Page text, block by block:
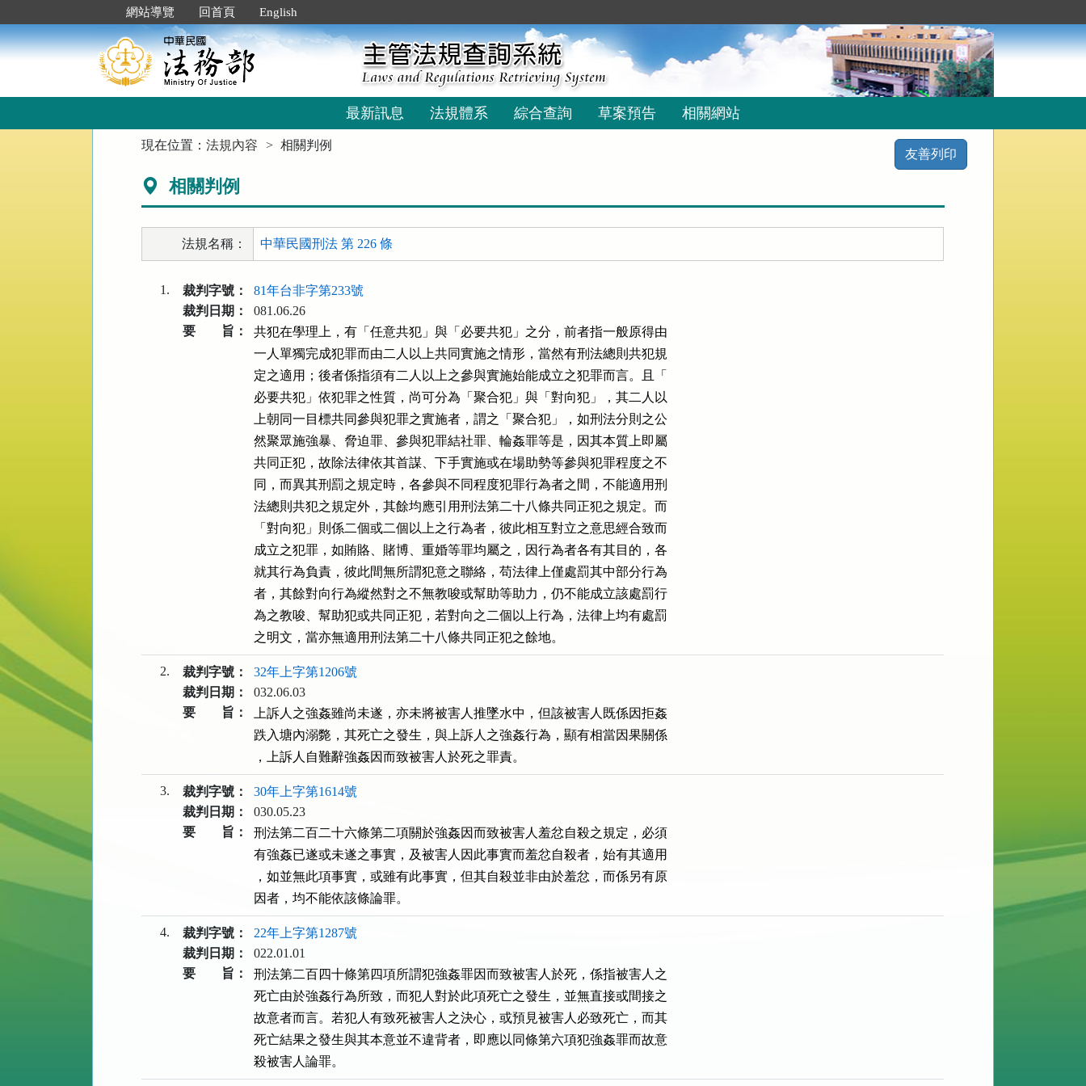
到
主
要
網站導覽 回首頁 English
最新訊息 法規體系 綜合查詢 草案預告 相關網站
現在位置：法規內容 相關判例
友善列印
相關判例
法規名稱： 中華民國刑法 第 226 條
1. 裁判字號：
81年台非字第233號
裁判日期：
081.06.26
要 旨：
共犯在學理上，有「任意共犯」與「必要共犯」之分，前者指一般原得由
一人單獨完成犯罪而由二人以上共同實施之情形，當然有刑法總則共犯規
定之適用；後者係指須有二人以上之參與實施始能成立之犯罪而言。且「
必要共犯」依犯罪之性質，尚可分為「聚合犯」與「對向犯」，其二人以
上朝同一目標共同參與犯罪之實施者，謂之「聚合犯」，如刑法分則之公
然聚眾施強暴、脅迫罪、參與犯罪結社罪、輪姦罪等是，因其本質上即屬
共同正犯，故除法律依其首謀、下手實施或在場助勢等參與犯罪程度之不
同，而異其刑罰之規定時，各參與不同程度犯罪行為者之間，不能適用刑
法總則共犯之規定外，其餘均應引用刑法第二十八條共同正犯之規定。而
「對向犯」則係二個或二個以上之行為者，彼此相互對立之意思經合致而
成立之犯罪，如賄賂、賭博、重婚等罪均屬之，因行為者各有其目的，各
就其行為負責，彼此間無所謂犯意之聯絡，苟法律上僅處罰其中部分行為
者，其餘對向行為縱然對之不無教唆或幫助等助力，仍不能成立該處罰行
為之教唆、幫助犯或共同正犯，若對向之二個以上行為，法律上均有處罰
之明文，當亦無適用刑法第二十八條共同正犯之餘地。
2. 裁判字號：
32年上字第1206號
裁判日期：
032.06.03
要 旨：
上訴人之強姦雖尚未遂，亦未將被害人推墜水中，但該被害人既係因拒姦
跌入塘內溺斃，其死亡之發生，與上訴人之強姦行為，顯有相當因果關係
，上訴人自難辭強姦因而致被害人於死之罪責。
3. 裁判字號：
30年上字第1614號
裁判日期：
030.05.23
要 旨：
刑法第二百二十六條第二項關於強姦因而致被害人羞忿自殺之規定，必須
有強姦已遂或未遂之事實，及被害人因此事實而羞忿自殺者，始有其適用
，如並無此項事實，或雖有此事實，但其自殺並非由於羞忿，而係另有原
因者，均不能依該條論罪。
4. 裁判字號：
22年上字第1287號
裁判日期：
022.01.01
要 旨：
刑法第二百四十條第四項所謂犯強姦罪因而致被害人於死，係指被害人之
死亡由於強姦行為所致，而犯人對於此項死亡之發生，並無直接或間接之
故意者而言。若犯人有致死被害人之決心，或預見被害人必致死亡，而其
死亡結果之發生與其本意並不違背者，即應以同條第六項犯強姦罪而故意
殺被害人論罪。